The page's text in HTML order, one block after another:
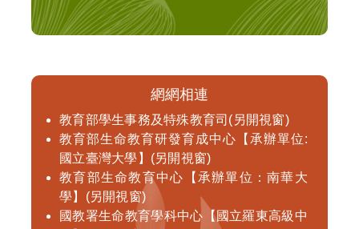
網網相連
教育部學生事務及特殊教育司(另開視窗)
教育部生命教育研發育成中心【承辦單位:
國立臺灣大學】(另開視窗)
教育部生命教育中心【承辦單位：南華大
學】(另開視窗)
國教署生命教育學科中心【國立羅東高級中